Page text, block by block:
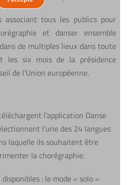
associant tous les publics pour
et danser ensemble
de multiples lieux dans toute
les six mois de la présidence
de l’Union européenne.
l’application Danse
l’une des 24 langues
laquelle ils souhaitent être
la chorégraphie.
: le mode « solo »